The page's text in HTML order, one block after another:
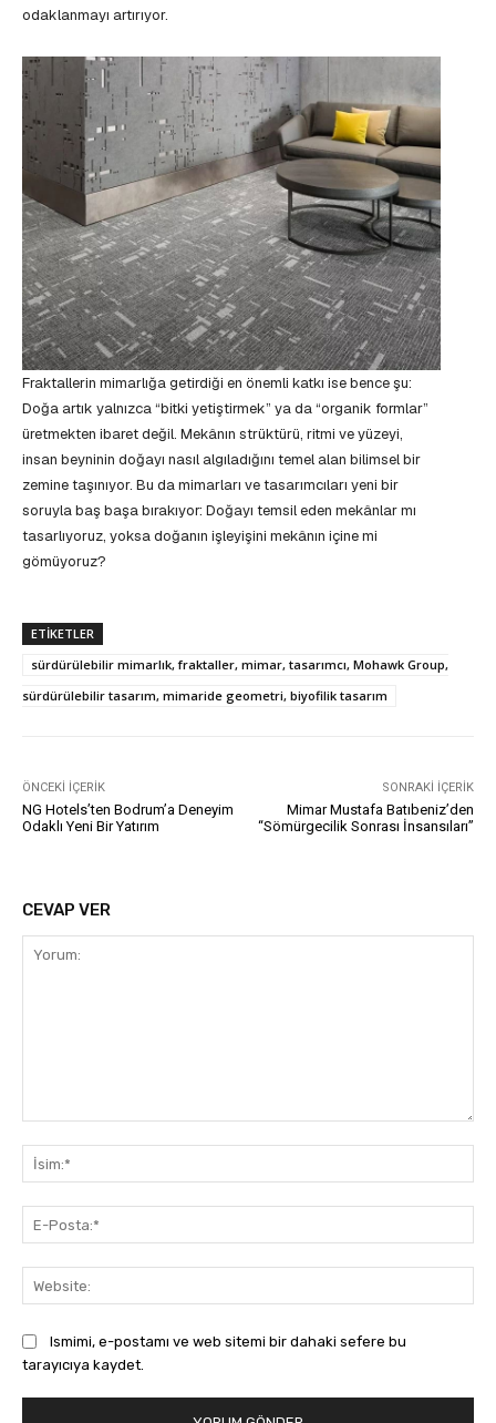
odaklanmayı artırıyor.
Fraktallerin mimarlığa getirdiği en önemli katkı ise bence şu:
Doğa artık yalnızca “bitki yetiştirmek” ya da “organik formlar”
üretmekten ibaret değil. Mekânın strüktürü, ritmi ve yüzeyi,
insan beyninin doğayı nasıl algıladığını temel alan bilimsel bir
zemine taşınıyor. Bu da mimarları ve tasarımcıları yeni bir
soruyla baş başa bırakıyor: Doğayı temsil eden mekânlar mı
tasarlıyoruz, yoksa doğanın işleyişini mekânın içine mi
gömüyoruz?
ETIKETLER
sürdürülebilir mimarlık, fraktaller, mimar, tasarımcı, Mohawk Group,
sürdürülebilir tasarım, mimaride geometri, biyofilik tasarım
ÖNCEKI İÇERIK
NG Hotels’ten Bodrum’a Deneyim
Odaklı Yeni Bir Yatırım
SONRAKI İÇERIK
Mimar Mustafa Batıbeniz’den
“Sömürgecilik Sonrası İnsansıları”
CEVAP VER
Ismimi, e-postamı ve web sitemi bir dahaki sefere bu
tarayıcıya kaydet.